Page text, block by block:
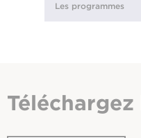
Les programmes
Téléchargez